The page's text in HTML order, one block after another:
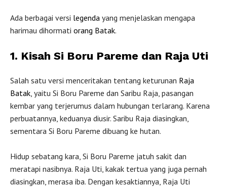
Ada berbagai versi legenda yang menjelaskan mengapa
harimau dihormati orang Batak.
1. Kisah Si Boru Pareme dan Raja Uti
Salah satu versi menceritakan tentang keturunan Raja
Batak , yaitu Si Boru Pareme dan Saribu Raja, pasangan
kembar yang terjerumus dalam hubungan terlarang. Karena
perbuatannya, keduanya diusir. Saribu Raja diasingkan,
sementara Si Boru Pareme dibuang ke hutan.
Hidup sebatang kara, Si Boru Pareme jatuh sakit dan
meratapi nasibnya. Raja Uti, kakak tertua yang juga pernah
diasingkan, merasa iba. Dengan kesaktiannya, Raja Uti